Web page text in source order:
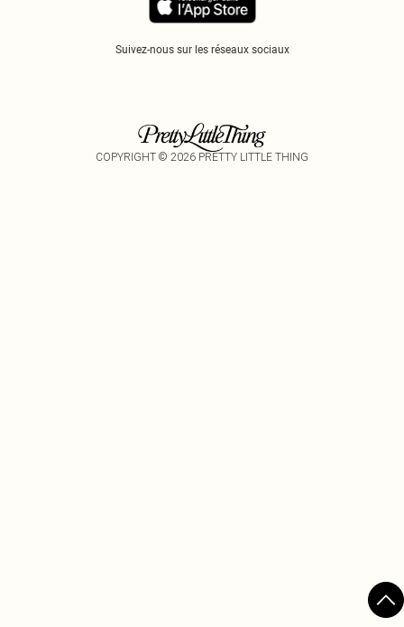
Suivez-nous sur les réseaux sociaux
COPYRIGHT © 2026 PRETTY LITTLE THING